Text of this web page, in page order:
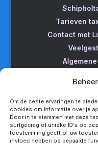
Om de beste ervaringen te
cookies om informatie over je
Door in te stemmen met deze
surfgedrag of unieke ID's op
toestemming geeft of uw
invloed hebben op bepaalde
Tarieven
Contact met
Taxi van
Taxi
Betrouwbare taxi
Taxi service